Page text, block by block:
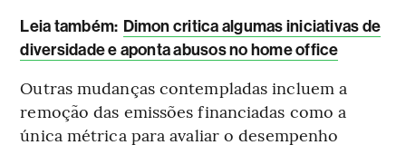
Leia também: Dimon critica algumas iniciativas de
diversidade e aponta abusos no home office
Outras mudanças contempladas incluem a
remoção das emissões financiadas como a
única métrica para avaliar o desempenho